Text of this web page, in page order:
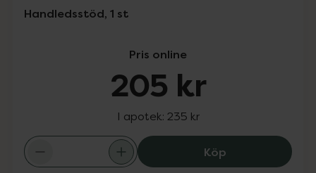
Handledsstöd, 1 st
Pris online
205 kr
I apotek: 235 kr
KöpRehband QD